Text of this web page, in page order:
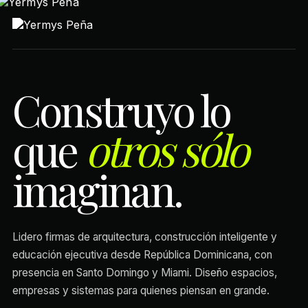
Construyo lo
que otros sólo
imaginan.
Lidero firmas de arquitectura, construcción inteligente y
educación ejecutiva desde República Dominicana, con
presencia en Santo Domingo y Miami. Diseño espacios,
empresas y sistemas para quienes piensan en grande.